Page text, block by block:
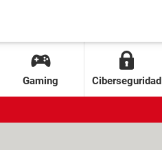
Gaming Ciberseguridad